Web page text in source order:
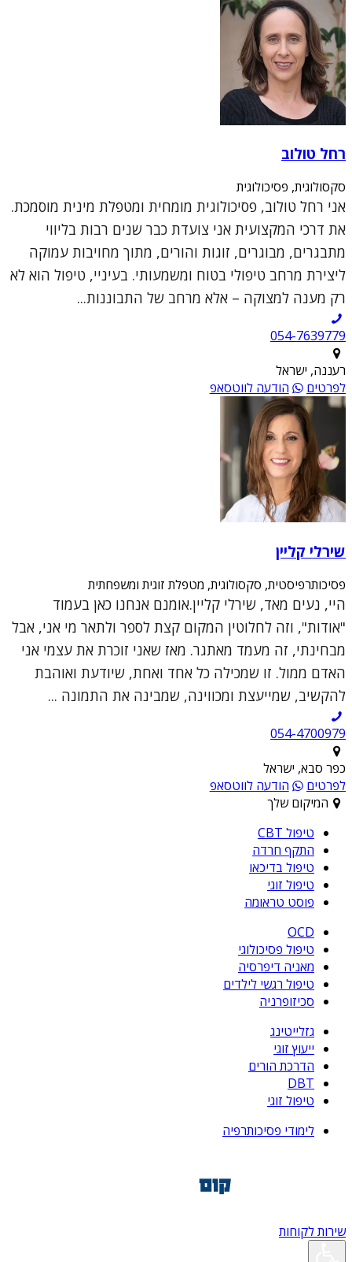
רחל טולוב
סקסולוגית, פסיכולוגית
אני רחל טולוב, פסיכולוגית מומחית ומטפלת מינית מוסמכת.
את דרכי המקצועית אני צועדת כבר שנים רבות בליווי
מתבגרים, מבוגרים, זוגות והורים, מתוך מחויבות עמוקה
ליצירת מרחב טיפולי בטוח ומשמעותי. בעיניי, טיפול הוא לא
רק מענה למצוקה – אלא מרחב של התבוננות...
054-7639779
רעננה, ישראל
לפרטים
הודעה לווטסאפ
שירלי קליין
פסיכותרפיסטית, סקסולוגית, מטפלת זוגית ומשפחתית
היי, נעים מאד, שירלי קליין.אומנם אנחנו כאן בעמוד
"אודות", וזה לחלוטין המקום קצת לספר ולתאר מי אני, אבל
מבחינתי, זה מעמד מאתגר. מאז שאני זוכרת את עצמי אני
האדם ממול. זו שמכילה כל אחד ואחת, שיודעת ואוהבת
להקשיב, שמייעצת ומכווינה, שמבינה את התמונה ...
054-4700979
כפר סבא, ישראל
לפרטים
הודעה לווטסאפ
המיקום שלך
טיפול CBT
התקף חרדה
טיפול בדיכאו
טיפול זוגי
פוסט טראומה
OCD
טיפול פסיכולוגי
מאניה דיפרסיה
טיפול רגשי לילדים
סכיזופרניה
גזלייטינג
ייעוץ זוגי
הדרכת הורים
DBT
טיפול זוגי
לימודי פסיכותרפיה
שירות לקוחות